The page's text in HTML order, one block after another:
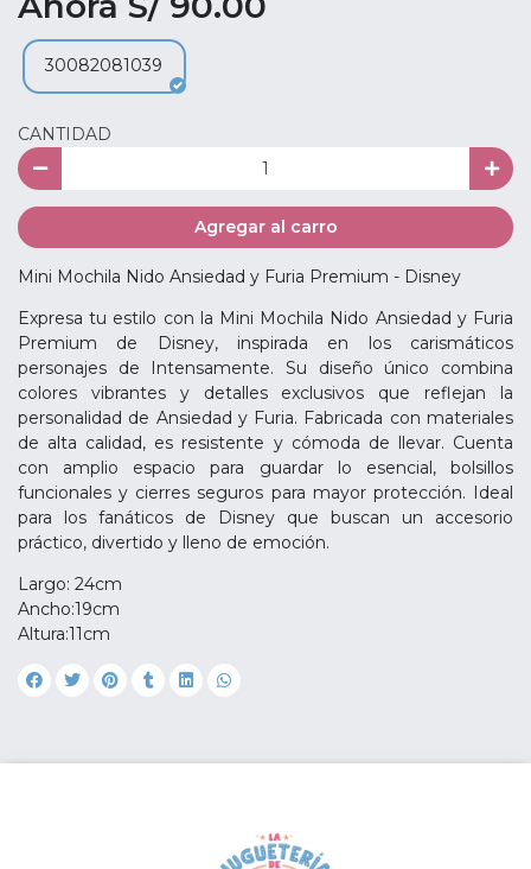
30082081039
CANTIDAD
Agregar al carro
Mini Mochila Nido Ansiedad y Furia Premium - Disney
Expresa tu estilo con la Mini Mochila Nido Ansiedad y Furia
Premium de Disney, inspirada en los carismáticos
personajes de Intensamente. Su diseño único combina
colores vibrantes y detalles exclusivos que reflejan la
personalidad de Ansiedad y Furia. Fabricada con materiales
de alta calidad, es resistente y cómoda de llevar. Cuenta
con amplio espacio para guardar lo esencial, bolsillos
funcionales y cierres seguros para mayor protección. Ideal
para los fanáticos de Disney que buscan un accesorio
práctico, divertido y lleno de emoción.
Largo: 24cm
Ancho:19cm
Altura:11cm